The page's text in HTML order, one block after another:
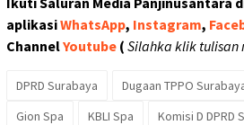
aplikasiWhatsApp, Instagram,
ChannelYoutube ( Silahka klik tulisan
DPRD Surabaya Dugaan TPPO
Gion Spa
KBLI Spa
Komisi D DPRD